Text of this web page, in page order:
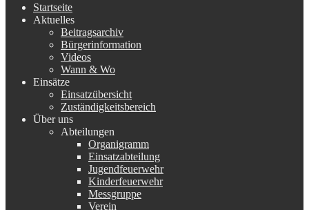
Startseite
Aktuelles
Beitragsarchiv
Bürgerinformation
Videos
Wann & Wo
Einsätze
Einsatzübersicht
Zuständigkeitsbereich
Über uns
Abteilungen
Organigramm
Einsatzabteilung
Jugendfeuerwehr
Kinderfeuerwehr
Messgruppe
Verein